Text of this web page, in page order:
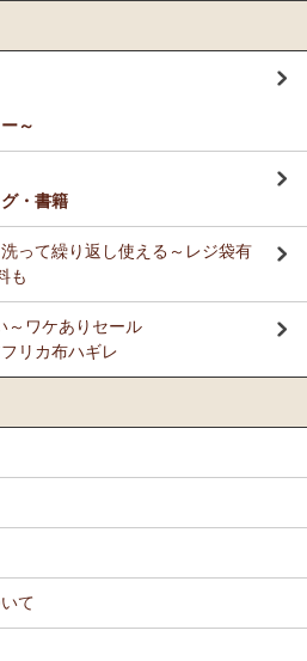
パンツ～ゆったり2way～
んトートバッグ～キテンゲ◇ハイク
！『ニッポンの技×アフリカの色』
ート【会員様シークレットセール】
ート～ロングサイズ（縦長・横長）
ート～マサイの作品新入荷！
ート～Sサイズの作品 新入荷！作家
紹介します
アードパンツへのご感想
チクロスへのご感想
でハンカチとして便利に使えます。
スリーブ ロングワンピースへ
ずっと作って欲しいです。よろしくお
ーシブルB4トートバッグへのご
ご感想
であれもこれも欲しかったのですが、
ようなものもあったりして、毎回購入
ります。
飾ろうか・・・などと、想像力をかき
～
・書籍
洗って繰り返し使える～レジ袋有
も
～ワケありセール
リカ布ハギレ
て